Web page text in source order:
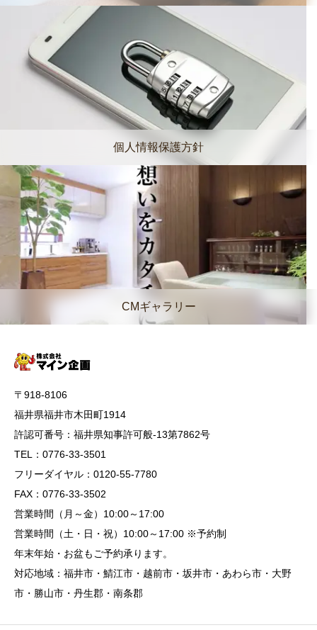
個人情報保護方針
CMギャラリー
〒918-8106
福井県福井市木田町1914
許認可番号：福井県知事許可般-13第7862号
TEL：0776-33-3501
フリーダイヤル：0120-55-7780
FAX：0776-33-3502
営業時間（月～金）10:00～17:00
営業時間（土・日・祝）10:00～17:00 ※予約制
年末年始・お盆もご予約承ります。
対応地域：福井市・鯖江市・越前市・坂井市・あわら市・大野
市・勝山市・丹生郡・南条郡